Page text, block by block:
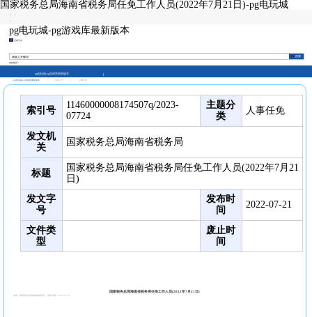
国家税务总局海南省税务局任免工作人员(2022年7月21日)-pg电玩城
| |
|
pg电玩城-pg游戏库最新版本
征纳互动
本站热词：
pg电玩城-pg游戏库最新版本
pg电玩城-pg游戏库最新版本
索引号
11460000008174507q/2023-
07724
主题分
类
人事任免
发文机
关
国家税务总局海南省税务局
标题
国家税务总局海南省税务局任免工作人员(2022年7月21
日)
发文字
号
发布时
间
2022-07-21
文件类
型
废止时
间
国家税务总局海南省税务局任免工作人员(2022年7月21日)
来源：国家税务总局海南省税务局 发布日期：2022-07-21